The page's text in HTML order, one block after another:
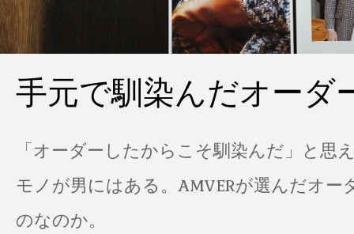
手元で馴染んだオーダ
「オーダーしたからこそ馴染んだ」と思
モノが男にはある。AMVERが選んだオー
のなのか。